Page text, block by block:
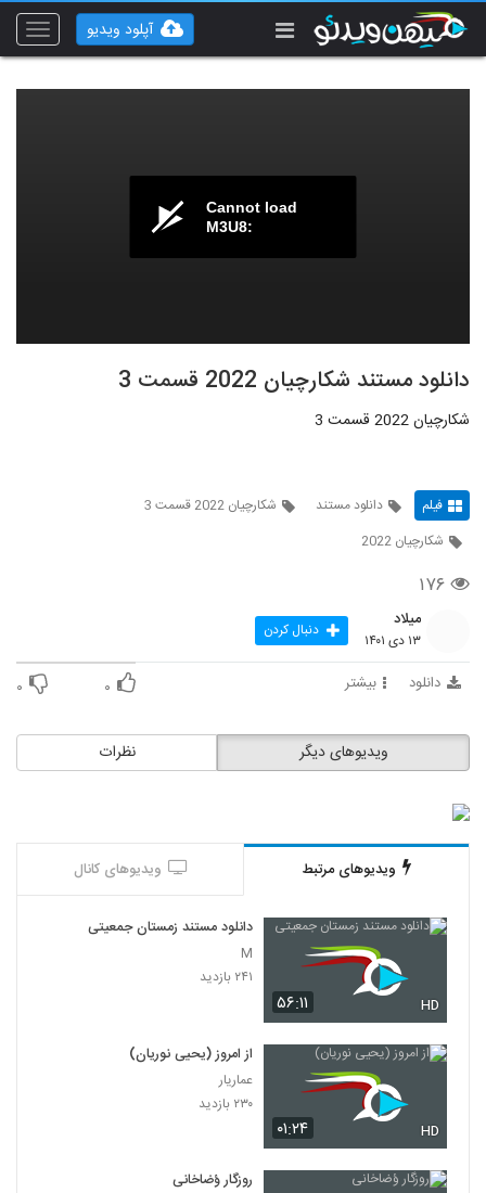
Toggle
آپلود ویدیو
Cannot load
M3U8:
دانلود مستند شکارچیان 2022 قسمت 3
شکارچیان 2022 قسمت 3
فیلم دانلود مستند
شکارچیان 2022 قسمت 3
شکارچیان 2022
۱۷۶
میلاد
۱۳ دی ۱۴۰۱ دنبال کردن
دانلود بیشتر ۰ ۰
نظرات ویدیوهای دیگر
ویدیوهای مرتبط ویدیوهای کانال
۵۶:۱۱ HD
دانلود مستند زمستان جمعیتی
M
۲۴۱ بازدید
۰۱:۲۴ HD
از امروز (یحیی نوریان)
عماریار
۲۳۰ بازدید
روزگار ؤضاخانی